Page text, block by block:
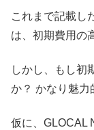
これまで記載し
は、初期費用の
しかし、もし初
か？ かなり魅力
仮に、GLOCAL